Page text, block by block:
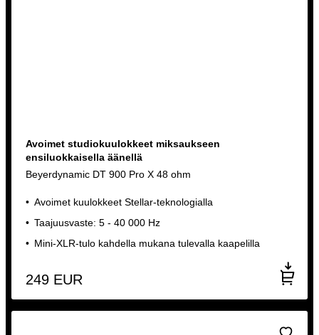
Avoimet studiokuulokkeet miksaukseen
ensiluokkaisella äänellä
Beyerdynamic DT 900 Pro X 48 ohm
Avoimet kuulokkeet Stellar-teknologialla
Taajuusvaste: 5 - 40 000 Hz
Mini-XLR-tulo kahdella mukana tulevalla kaapelilla
249 EUR